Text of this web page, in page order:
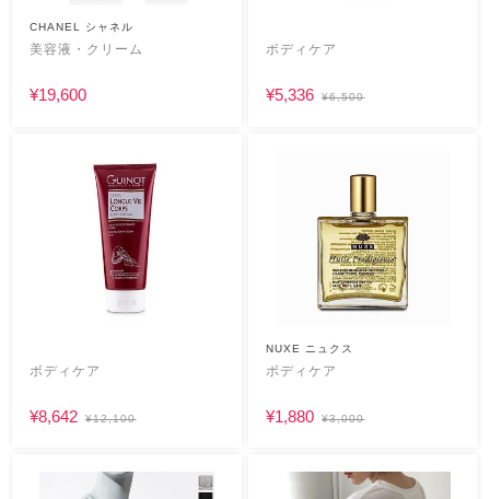
CHANEL シャネル
美容液・クリーム
¥19,600
ボディケア
¥5,336 ¥6,500
ボディケア
¥8,642 ¥12,100
NUXE ニュクス
ボディケア
¥1,880 ¥3,000